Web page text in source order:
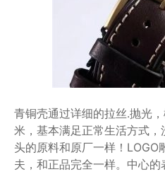
青铜壳通过详细的拉丝.抛光
米，基本满足正常生活方式
头的原料和原厂一样！LOGO
夫，和正品完全一样。中心